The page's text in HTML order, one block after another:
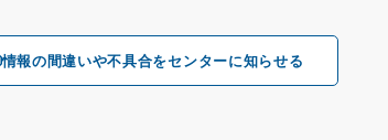
情報の間違いや不具合をセンターに知らせる